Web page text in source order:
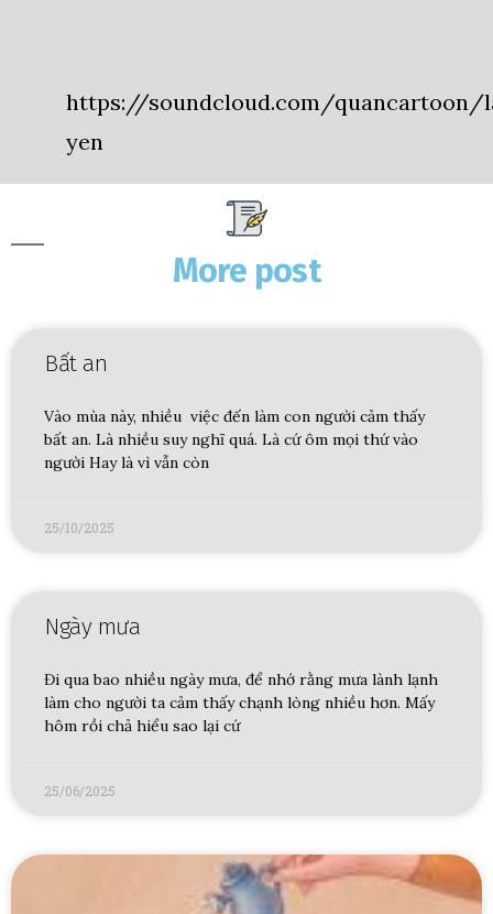
https://soundcloud.com/quancartoon/
yen
More post
Bất an
Vào mùa này, nhiều việc đến làm con người cảm thấy
bất an. Là nhiều suy nghĩ quá. Là cứ ôm mọi thứ vào
người Hay là vì vẫn còn
25/10/2025
Ngày mưa
Đi qua bao nhiều ngày mưa, để nhớ rằng mưa lành lạnh
làm cho người ta cảm thấy chạnh lòng nhiều hơn. Mấy
hôm rồi chả hiểu sao lại cứ
25/06/2025